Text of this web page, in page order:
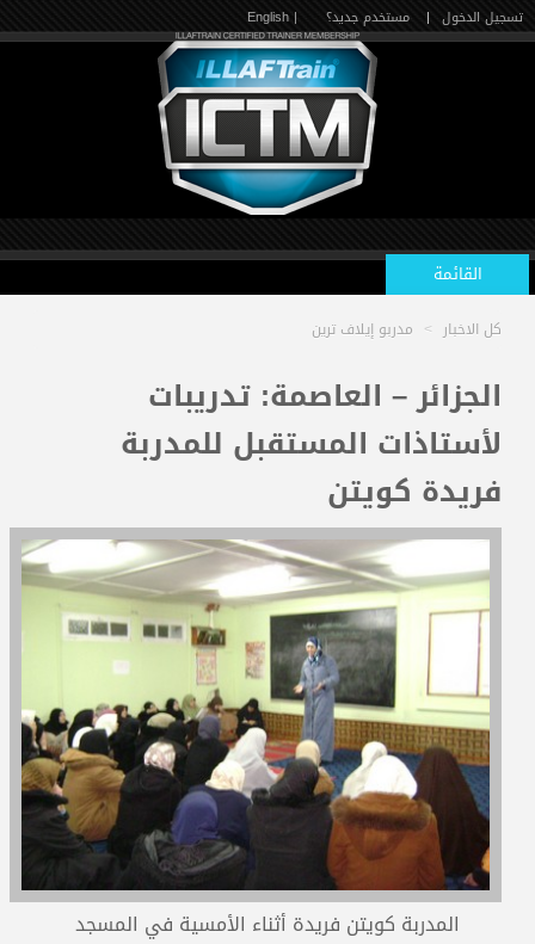
تسجيل الدخول | مستخدم جديد؟ | English
القائمة
الرئيسية
الدورات القادمة
المدربون
المعتمدون
كل الاخبار > مدربو إيلاف ترين
الجزائر – العاصمة: تدريبات
لأستاذات المستقبل للمدربة
فريدة كويتن
المدربة كويتن فريدة أثناء الأمسية في المسجد